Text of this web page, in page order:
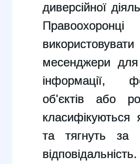
диверсійної
месенджери для
інформації,
об'єктів або
класифікуються
та тягнуть за
відповідальність.